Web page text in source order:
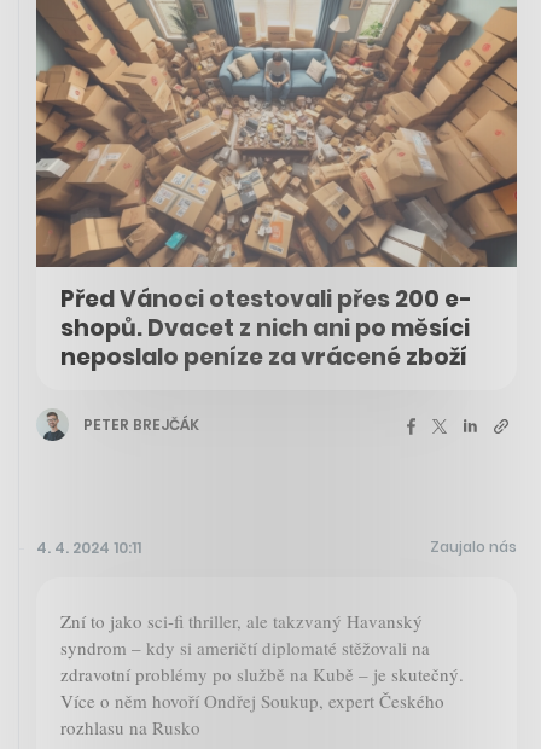
Před Vánoci otestovali přes 200 e-
shopů. Dvacet z nich ani po měsíci
neposlalo peníze za vrácené zboží
PETER BREJČÁK
4. 4. 2024 10:11 Zaujalo nás
Zní to jako sci-fi thriller, ale takzvaný Havanský
syndrom – kdy si američtí diplomaté stěžovali na
zdravotní problémy po službě na Kubě – je skutečný.
Více o něm hovoří Ondřej Soukup, expert Českého
rozhlasu na Rusko